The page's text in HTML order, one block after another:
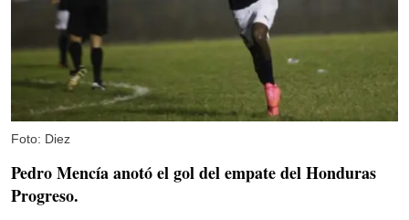
Foto: Diez
Pedro Mencía anotó el gol del empate del Honduras
Progreso.